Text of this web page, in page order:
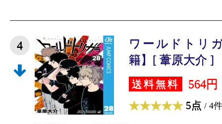
4
ワールドトリ
籍】[ 葦原大介 ]
送料無料 564円
5点 / 4件